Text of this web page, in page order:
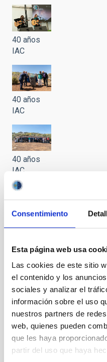
Consentimiento
Esta página web usa
Las cookies de este sitio
el contenido y los
sociales y analizar el
información sobre el uso
nuestros partners de
web, quienes pueden
que les haya
partir del uso que haya
40 años
IAC
40 años
IAC
40 años
IAC
40 años
IAC
40 años
IAC
40 años
IAC